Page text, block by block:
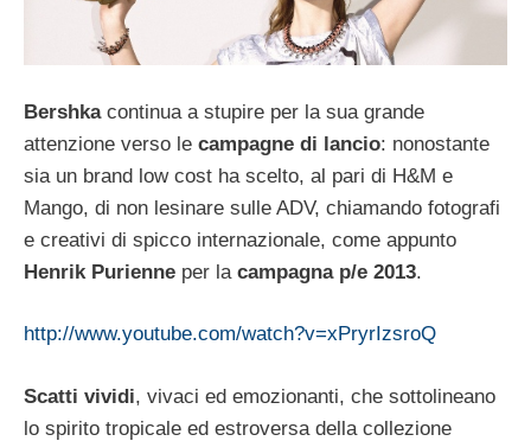
Bershkacontinua a stupire per la sua grande
attenzione verso le campagne di lancio: nonostante
sia un brand low cost ha scelto, al pari di H&M e
Mango, di non lesinare sulle ADV, chiamando fotografi
e creativi di spicco internazionale, come appunto
Henrik Purienne per la campagna p/e 2013.
http://www.youtube.com/watch?v=xPryrIzsroQ
Scatti vividi, vivaci ed emozionanti, che sottolineano
lo spirito tropicale ed estroversa della collezione